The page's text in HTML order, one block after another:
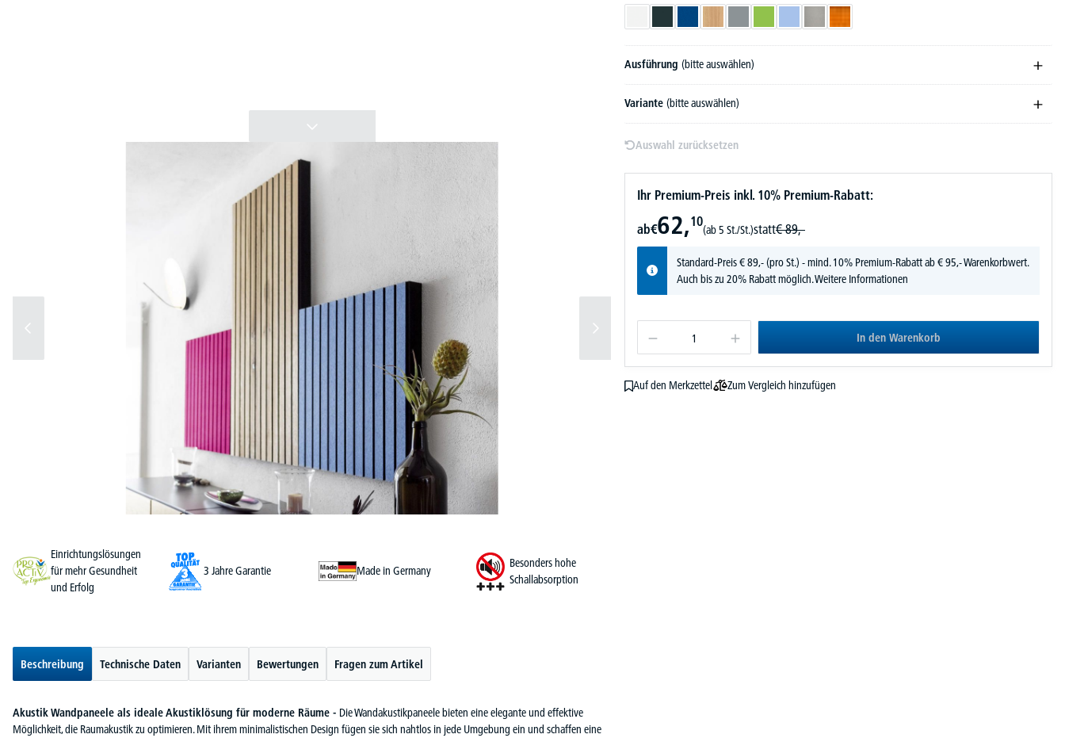
Ausführung (bitte auswählen)
Variante (bitte auswählen)
Auswahl zurücksetzen
Ihr Premium-Preis inkl. 10% Premium-Rabatt:
ab€62,10
(ab 5 St./St.)statt€ 89,-
Standard-Preis€89,-(pro St.) - mind. 10% Premium-Rabatt ab € 95,- Warenkorbwert.
Auch bis zu 20% Rabatt möglich.Weitere Informationen
In den Warenkorb
Auf den Merkzettel Zum Vergleich hinzufügen
Einrichtungslösungen
für mehr Gesundheit
und Erfolg
3 Jahre Garantie Made in Germany
Besonders hohe
Schallabsorption
Beschreibung Technische Daten Varianten Bewertungen Fragen zum Artikel
Akustik Wandpaneele als ideale Akustiklösung für moderne Räume - Die Wandakustikpaneele bieten eine elegante und effektive
Möglichkeit, die Raumakustik zu optimieren. Mit ihrem minimalistischen Design fügen sie sich nahtlos in jede Umgebung ein und schaffen eine